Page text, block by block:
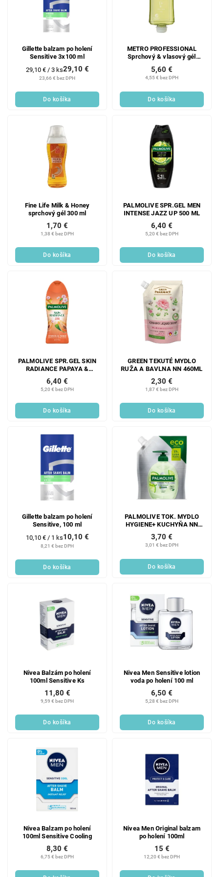
Gillette balzam po holení
Sensitive 3x100 ml
23,66 € bez DPH
29,10 €
Jednotková
cena:
29,10 € / 3 ks
Do košíka
METRO PROFESSIONAL
Sprchový & vlasový gél
4,55 € bez DPH
5,60 €
Do košíka
Fine Life Milk & Honey
sprchový gél 300 ml
1,38 € bez DPH
1,70 €
Do košíka
PALMOLIVE SPR.GEL MEN
INTENSE JAZZ UP 500 ML
5,20 € bez DPH
6,40 €
Do košíka
PALMOLIVE SPR.GEL SKIN
RADIANCE PAPAYA &
5,20 € bez DPH
6,40 €
Do košíka
GREEN TEKUTÉ MYDLO
RUŽA A BAVLNA NN 460ML
1,87 € bez DPH
2,30 €
Do košíka
Gillette balzam po holení
Sensitive, 100 ml
8,21 € bez DPH
10,10 €
Jednotková
10,10 € / 1 ks
Do košíka
PALMOLIVE TOK. MYDLO
HYGIENE+ KUCHYŇA NN
3,01 € bez DPH
3,70 €
Do košíka
Nivea Balzám po holení
100ml Sensitive Ks
9,59 € bez DPH
11,80 €
Do košíka
Nivea Men Sensitive lotion
voda po holení 100 ml
5,28 € bez DPH
6,50 €
Do košíka
Nivea Balzam po holení
100ml Sensitive Cooling
6,75 € bez DPH
8,30 €
Nivea Men Original balzam
po holení 100ml
12,20 € bez DPH
15 €